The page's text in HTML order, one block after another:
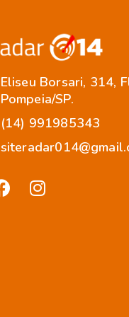
Eliseu Borsari, 314,
Pompeia/SP.
(14) 991985343